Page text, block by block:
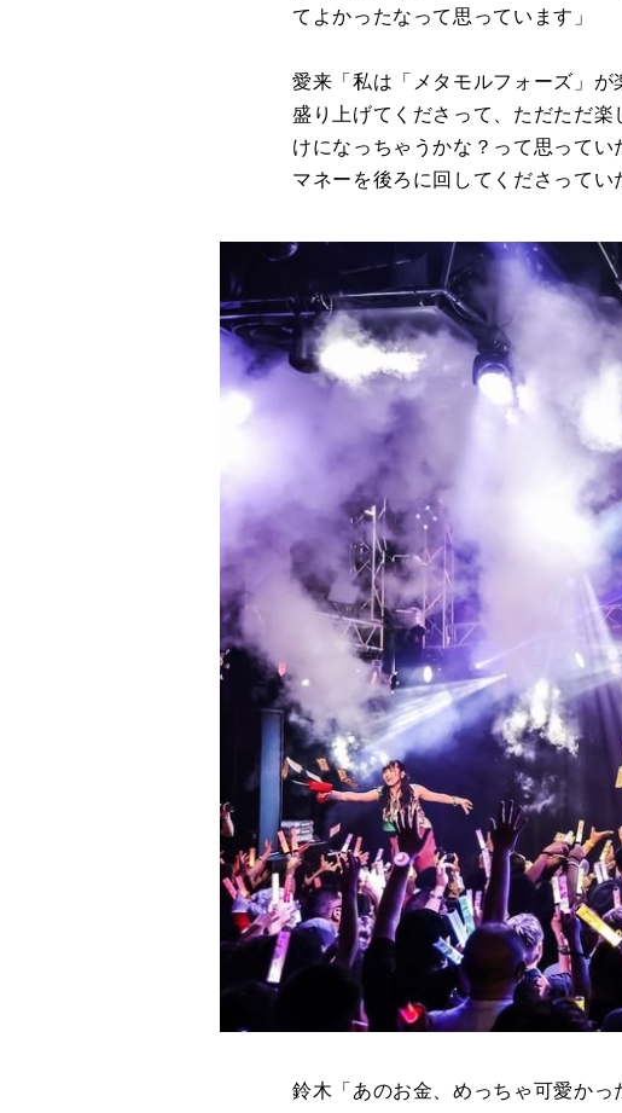
てよかったなって思っています」
愛来「私は「メタモルフォーズ」が
盛り上げてくださって、ただただ
けになっちゃうかな？って思って
マネーを後ろに回してくださって
鈴木「あのお金、めっちゃ可愛かっ